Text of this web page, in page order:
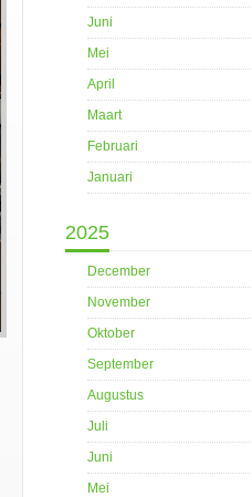
Juni
Mei
April
Maart
Februari
Januari
2025
December
November
Oktober
September
Augustus
Juli
Juni
Mei